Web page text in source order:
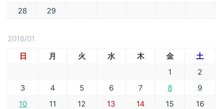
28
29
2016/01
日
月 火 水 木 金
土
1
2
3
4 5 6 7 8
9
10
11 12 13 14 15
16